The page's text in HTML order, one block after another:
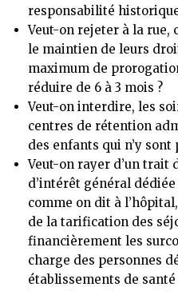
responsabilité
Veut-on rejeter à la rue,
le maintien de leurs
maximum de
réduire de 6 à 3 mois ?
Veut-on interdire, les
centres de rétention
des enfants qui n’y sont
Veut-on rayer d’un trait
d’intérêt général
comme on dit à
de la tarification des
financièrement les
charge des personnes
établissements de